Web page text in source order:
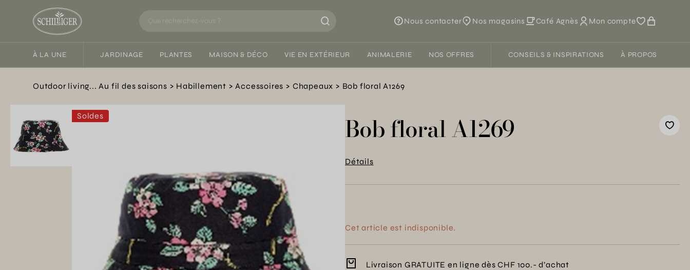
Nous contacter Nos magasins Café Agnès Mon compte
À LA UNE JARDINAGE PLANTES MAISON & DÉCO VIE EN EXTÉRIEUR ANIMALERIE NOS OFFRES CONSEILS & INSPIRATIONS À PROPOS
Outdoor living... Au fil des saisons Habillement Accessoires Chapeaux Bob floral A1269
Soldes Bob floral A1269
Détails
Cet article est indisponible.
Livraison GRATUITE en ligne dès CHF 100.- d’achat